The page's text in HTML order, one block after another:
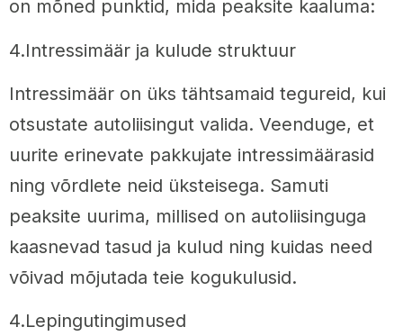
on mõned punktid, mida peaksite kaaluma:
4.Intressimäär ja kulude struktuur
Intressimäär on üks tähtsamaid tegureid, kui
otsustate autoliisingut valida. Veenduge, et
uurite erinevate pakkujate intressimäärasid
ning võrdlete neid üksteisega. Samuti
peaksite uurima, millised on autoliisinguga
kaasnevad tasud ja kulud ning kuidas need
võivad mõjutada teie kogukulusid.
4.Lepingutingimused